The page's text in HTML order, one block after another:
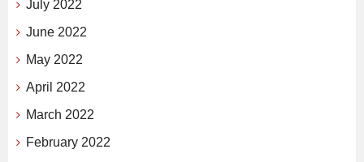
July 2022
June 2022
May 2022
April 2022
March 2022
February 2022